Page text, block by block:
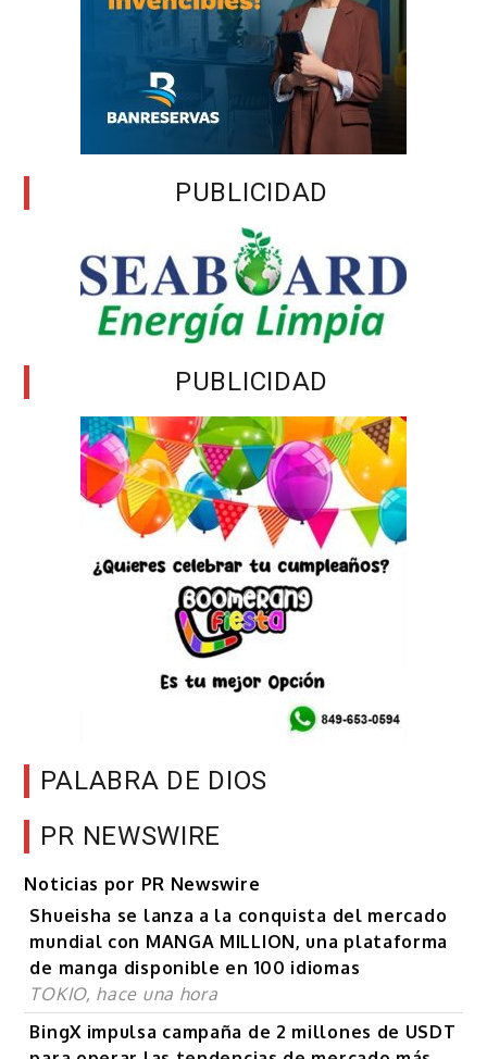
PUBLICIDAD
PUBLICIDAD
PALABRA DE DIOS
PR NEWSWIRE
Noticias por PR Newswire
Shueisha se lanza a la conquista del mercado
mundial con MANGA MILLION, una plataforma
de manga disponible en 100 idiomas
TOKIO, hace una hora
BingX impulsa campaña de 2 millones de USDT